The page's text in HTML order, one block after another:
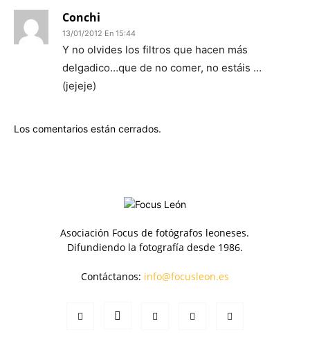
Conchi
13/01/2012 En 15:44
Y no olvides los filtros que hacen más
delgadico…que de no comer, no estáis …
(jejeje)
Los comentarios están cerrados.
Asociación Focus de fotógrafos leoneses.
Difundiendo la fotografía desde 1986.
Contáctanos: info@focusleon.es